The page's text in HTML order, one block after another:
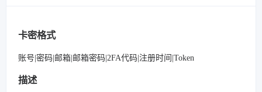
卡密格式
账号|密码|邮箱|邮箱密码|2FA代码|注册时间|Token
描述